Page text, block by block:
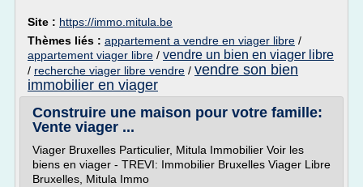
Site : https://immo.mitula.be
Thèmes liés : appartement a vendre en viager libre /
appartement viager libre / vendre un bien en viager libre
/ recherche viager libre vendre / vendre son bien
immobilier en viager
Construire une maison pour votre famille:
Vente viager ...
Viager Bruxelles Particulier, Mitula Immobilier Voir les
biens en viager - TREVI: Immobilier Bruxelles Viager Libre
Bruxelles, Mitula Immo